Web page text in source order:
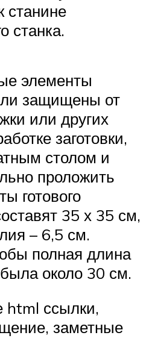
станине
станка.
элементы
защищены от
или других
заготовки,
столом и
проложить
готового
35 х 35 см,
– 6,5 см.
полная длина
около 30 см.
html ссылки,
заметные